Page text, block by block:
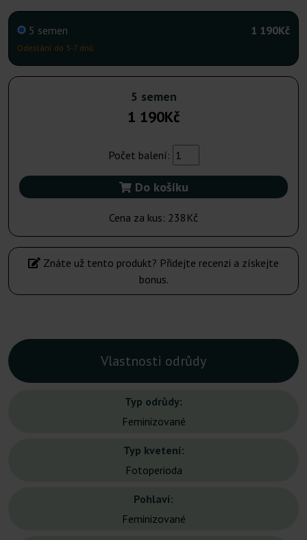
5 semen
Odeslání do 3-7 dnů
1 190Kč
5 semen
1 190Kč
Počet balení:
Do košíku
Cena za kus: 238Kč
Znáte už tento produkt? Přidejte recenzi a získejte
bonus.
Vlastnosti odrůdy
Typ odrůdy:
Feminizované
Typ kvetení:
Fotoperioda
Pohlaví:
Feminizované